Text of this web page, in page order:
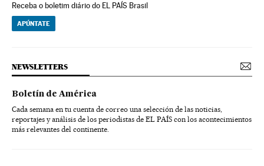
Receba o boletim diário do EL PAÍS Brasil
APÚNTATE
NEWSLETTERS
Boletín de América
Cada semana en tu cuenta de correo una selección de las noticias,
reportajes y análisis de los periodistas de EL PAÍS con los acontecimientos
más relevantes del continente.